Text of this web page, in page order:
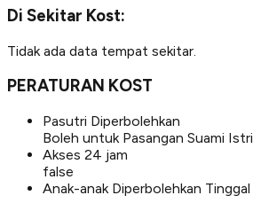
Di Sekitar Kost:
Tidak ada data tempat sekitar.
PERATURAN KOST
Pasutri Diperbolehkan
Boleh untuk Pasangan Suami Istri
Akses 24 jam
false
Anak-anak Diperbolehkan Tinggal